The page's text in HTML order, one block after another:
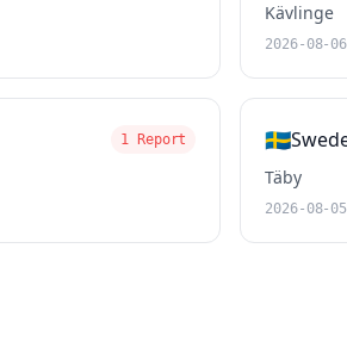
Kävlinge
2026-08-06
1 Report 🇸🇪
Täby
2026-08-05